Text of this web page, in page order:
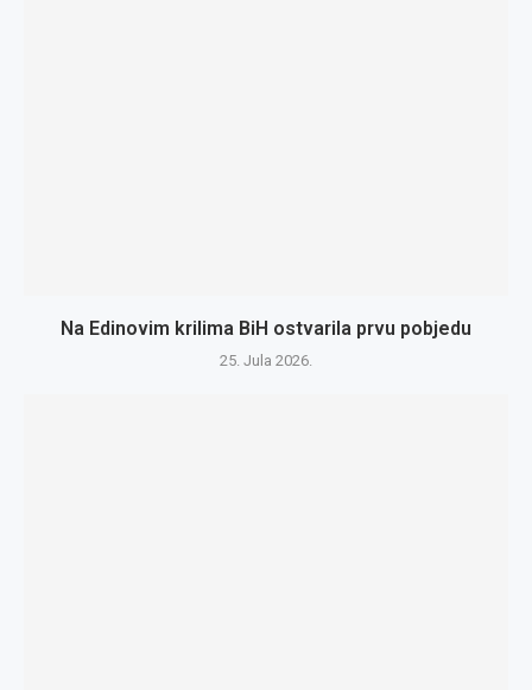
Na Edinovim krilima BiH ostvarila prvu pobjedu
25. Jula 2026.